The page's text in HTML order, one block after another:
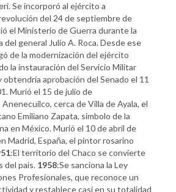
Se incorporó al ejército a
del 24 de septiembre de
el Ministerio de Guerra durante la
del general Julio A. Roca. Desde ese
de la modernización del ejército
la instauración del Servicio Militar
aprobación del Senado el 11
Murió el 15 de julio de
Anenecuilco, cerca de Villa de Ayala, el
Emiliano Zapata, símbolo de la
en México. Murió el 10 de abril de
Madrid, España, el pintor rosarino
:El territorio del Chaco se convierte
del país. 1958:Se sanciona la Ley
Profesionales, que reconoce un
y restablece casi en su totalidad